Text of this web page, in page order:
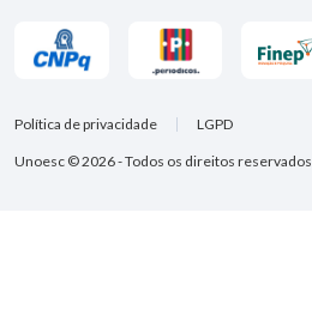
Unoesc © 2026 - Todos os direitos reservados
Política de privacidade LGPD